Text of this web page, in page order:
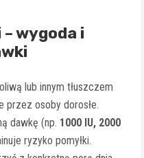
wygoda i
lub innym tłuszczem
przez osoby dorosłe.
dawkę (np. 1000 IU, 2000
ryzyko pomyłki.